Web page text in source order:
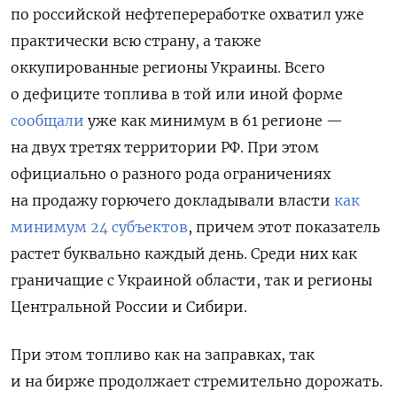
по российской нефтепереработке охватил уже
практически всю страну, а также
оккупированные регионы Украины. Всего
о дефиците топлива в той или иной форме
сообщали уже как минимум в 61 регионе —
на двух третях территории РФ. При этом
официально о разного рода ограничениях
на продажу горючего докладывали власти как
минимум 24 субъектов, причем этот показатель
растет буквально каждый день. Среди них как
граничащие с Украиной области, так и регионы
Центральной России и Сибири.
При этом топливо как на заправках, так
и на бирже продолжает стремительно дорожать.